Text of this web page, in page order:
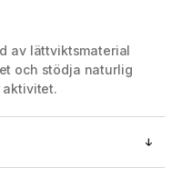
av lättviktsmaterial
och stödja naturlig
aktivitet.